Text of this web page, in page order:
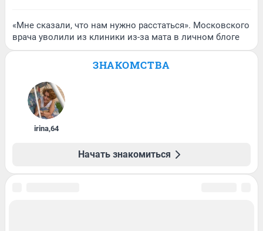
«Мне сказали, что нам нужно расстаться». Московского
врача уволили из клиники из-за мата в личном блоге
ЗНАКОМСТВА
irina,64
Начать знакомиться